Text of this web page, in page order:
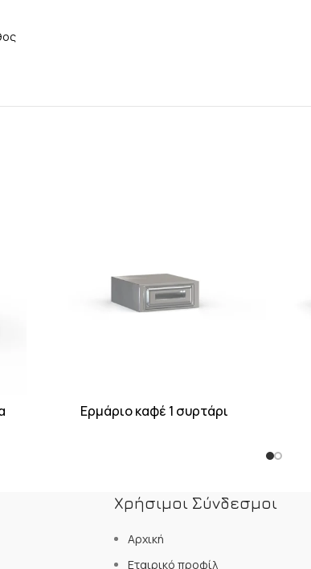
Ερμάριο καφέ 1 συρτάρι
Χρήσιμοι Σύνδεσμοι
Αρχική
Εταιρικό προφίλ